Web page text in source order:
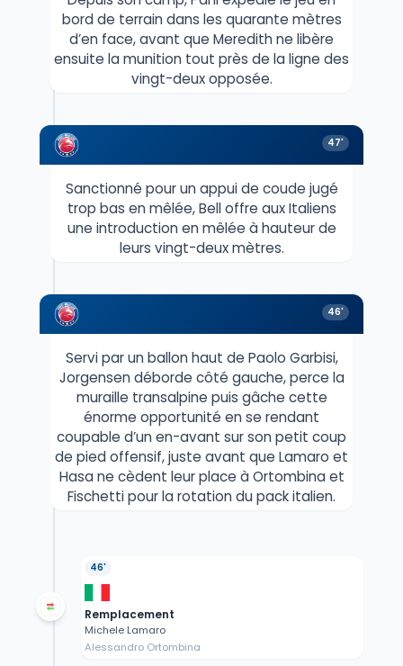
bord de terrain dans les quarante mètres
d’en face, avant que Meredith ne libère
ensuite la munition tout près de la ligne des
vingt-deux opposée.
47'
Sanctionné pour un appui de coude jugé
trop bas en mêlée, Bell offre aux Italiens
une introduction en mêlée à hauteur de
leurs vingt-deux mètres.
46'
Servi par un ballon haut de Paolo Garbisi,
Jorgensen déborde côté gauche, perce la
muraille transalpine puis gâche cette
énorme opportunité en se rendant
coupable d’un en-avant sur son petit coup
de pied offensif, juste avant que Lamaro et
Hasa ne cèdent leur place à Ortombina et
Fischetti pour la rotation du pack italien.
46'
Remplacement
Michele Lamaro
Alessandro Ortombina